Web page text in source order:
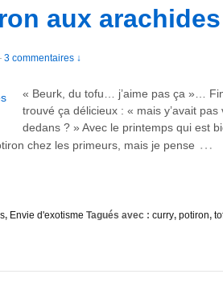
aux arachides
3 commentaires ↓
« Beurk, du tofu… j’aime pas ça »…
trouvé ça délicieux : « mais y’avait
dedans ? » Avec le printemps qui est
chez les primeurs, mais je pense …
, Envie d'exotisme Tagués avec : curry, potiron,